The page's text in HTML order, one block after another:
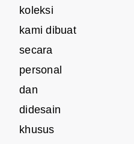
koleksi
kami dibuat
secara
personal
dan
didesain
khusus